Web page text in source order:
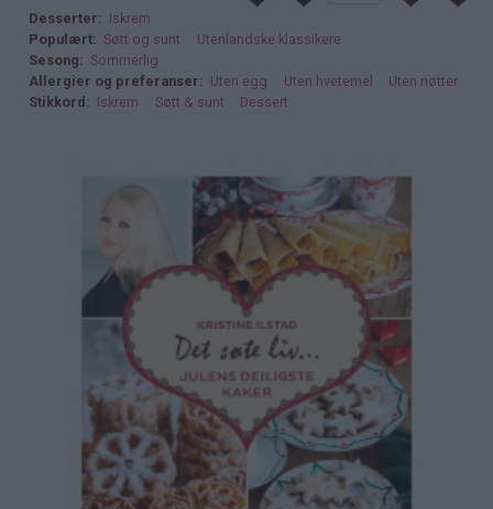
Desserter
Iskrem
Populært
Søtt og sunt
Utenlandske klassikere
Sesong
Sommerlig
Allergier og preferanser
Uten egg Uten hvetemel
Uten nøtter
Stikkord
Iskrem Søtt & sunt Dessert